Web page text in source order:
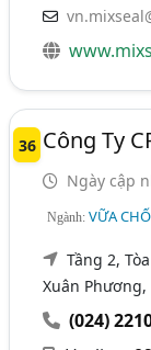
36 Công Ty
Ngày cập
Ngành:VỮA
Tầng 2,
Xuân Phương,
(024)